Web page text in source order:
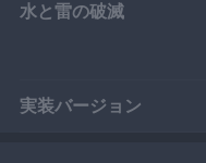
水と雷の破滅
実装バージョン